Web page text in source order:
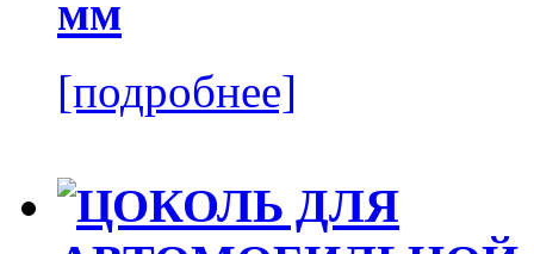
[подробнее]